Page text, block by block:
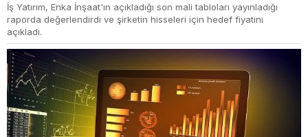
İş Yatırım, Enka İnşaat'ın açıkladığı son mali tabloları yayınladığı
raporda değerlendirdi ve şirketin hisseleri için hedef fiyatını
açıkladı.